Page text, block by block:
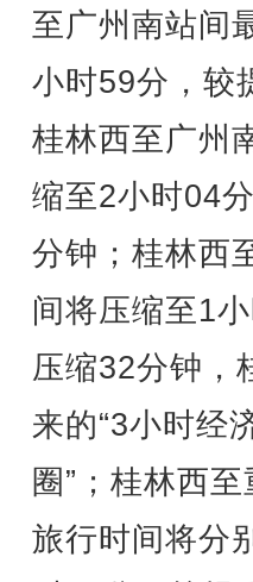
至广州南站间
小时59分，较
桂林西至广州
缩至2小时04
分钟；桂林西
间将压缩至1
压缩32分钟，
来的“3小时经
圈”；桂林西
旅行时间将分